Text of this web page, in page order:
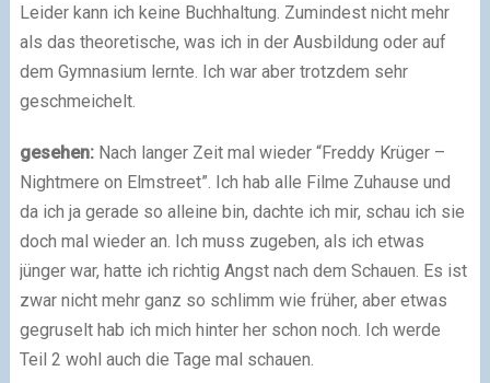
Leider kann ich keine Buchhaltung. Zumindest nicht mehr
als das theoretische, was ich in der Ausbildung oder auf
dem Gymnasium lernte. Ich war aber trotzdem sehr
geschmeichelt.
gesehen:Nach langer Zeit mal wieder “Freddy Krüger –
Nightmere on Elmstreet”. Ich hab alle Filme Zuhause und
da ich ja gerade so alleine bin, dachte ich mir, schau ich sie
doch mal wieder an. Ich muss zugeben, als ich etwas
jünger war, hatte ich richtig Angst nach dem Schauen. Es ist
zwar nicht mehr ganz so schlimm wie früher, aber etwas
gegruselt hab ich mich hinter her schon noch. Ich werde
Teil 2 wohl auch die Tage mal schauen.